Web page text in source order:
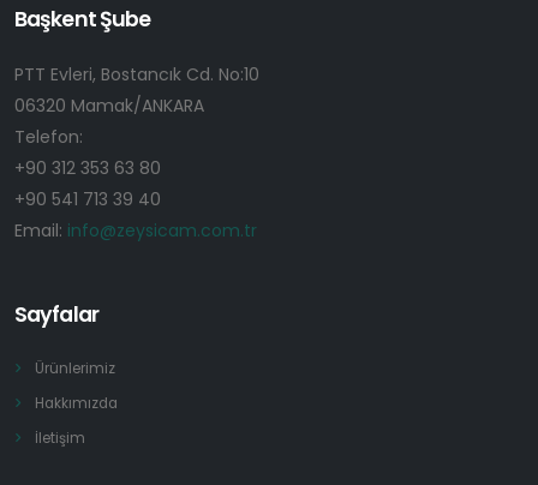
Başkent Şube
PTT Evleri, Bostancık Cd. No:10
06320 Mamak/ANKARA
Telefon:
+90 312 353 63 80
+90 541 713 39 40
Email: info@zeysicam.com.tr
Sayfalar
Ürünlerimiz
Hakkımızda
İletişim